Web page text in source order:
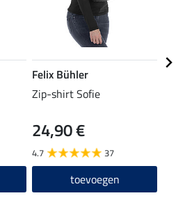
Felix Bühler
Zip-shirt Sofie
24,90 €
4.7 37
toevoegen